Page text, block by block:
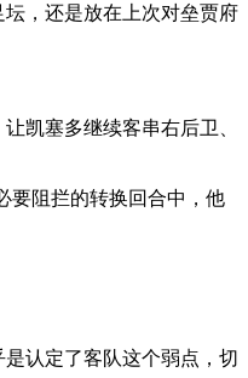
，还是放在上次对垒贾府
凯塞多继续客串右后卫、
要阻拦的转换回合中，他
认定了客队这个弱点，切